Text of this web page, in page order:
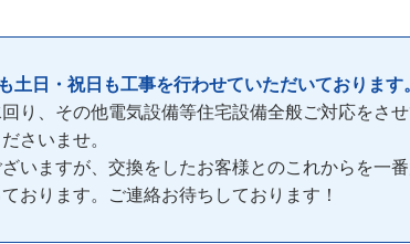
日・祝日も工事を行わせていただいております
り、その他電気設備等住宅設備全般ご対応をさせ
さいませ。
いますが、交換をしたお客様とのこれからを一番
おります。ご連絡お待ちしております！